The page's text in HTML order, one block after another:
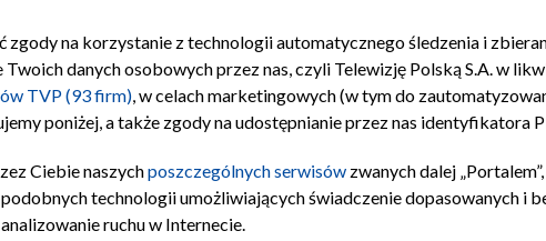
Polityka prywatności Moje zgody Pomoc Biuro
na korzystanie z technologii automatycznego śledzenia i
danych osobowych przez nas, czyli Telewizję Polską S.A. w
TVP (93 firm), w celach marketingowych (w tym do
poniżej, a także zgody na udostępnianie przez nas identyfikatora
Ciebie naszychposzczególnych serwisów zwanych dalej
technologii umożliwiających świadczenie dopasowanych i
ruchu w Internecie.